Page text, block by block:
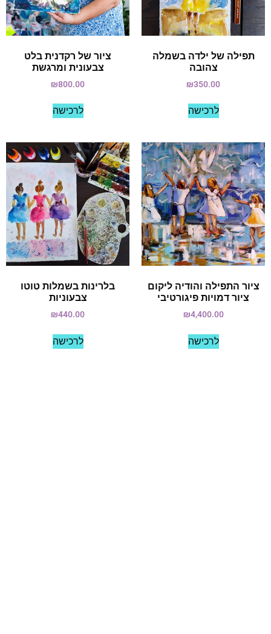
תפילה של ילדה בשמלה
צהובה
₪350.00
לרכישה
ציור של רקדנית בלט
צבעונית ומרגשת
₪800.00
לרכישה
ציור התפילה והודיה ליקום
ציור דמויות פיגורטיבי
₪4,400.00
לרכישה
בלרינות בשמלות טוטו
צבעוניות
₪440.00
לרכישה